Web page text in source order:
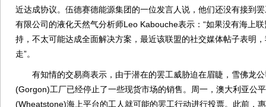
近达成协议。伍德赛德能源集团的一位发言人说，他们还没有接到
有限公司的液化天然气分析师Leo Kabouche表示：“如果没有海上
持，不太可能达成全面解决方案，最近该联盟的社交媒体帖子表明
走”。
有知情的交易商表示，由于潜在的罢工威胁迫在眉睫，雪佛龙公
(Gorgon)工厂已经停止了一些现货市场的销售。周一，澳大利亚公
(Wheatstone)海上平台的工人就可能的罢工行动进行投票。此前，